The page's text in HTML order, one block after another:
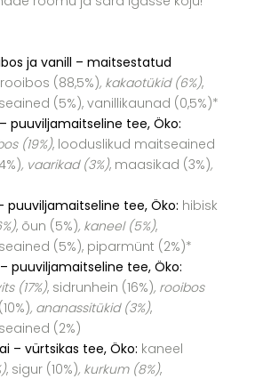
ja vanill – maitsestatud
rooibos (88,5%), kakaotükid (6%),
(5%), vanillikaunad (0,5%)*
puuviljamaitseline tee, Öko:
(19%), looduslikud maitseained
, vaarikad (3%), maasikad (3%),
puuviljamaitseline tee, Öko: hibisk
, õun (5%), kaneel (5%),
(5%), piparmünt (2%)*
puuviljamaitseline tee, Öko:
(17%), sidrunhein (16%), rooibos
, ananassitükid (3%),
(2%)
– vürtsikas tee, Öko: kaneel
, sigur (10%), kurkum (8%),